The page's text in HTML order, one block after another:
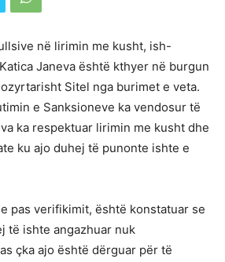
në lirimin me kusht, ish-
Janeva është kthyer në burgun
Sitel nga burimet e veta.
e Sanksioneve ka vendosur të
ka respektuar lirimin me kusht dhe
ku ajo duhej të punonte ishte e
pas verifikimit, është konstatuar se
të ishte angazhuar nuk
çka ajo është dërguar për të